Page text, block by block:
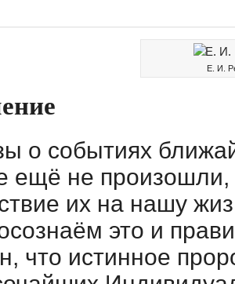
Е. И.
о событиях
ещё не произошли,
их на нашу
это и
что истинное